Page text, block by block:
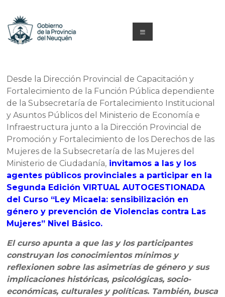
contenido
y
Formación
Neuquén
Menú
Desde la Dirección Provincial de Capacitación y
Fortalecimiento de la Función Pública dependiente
de la Subsecretaría de Fortalecimiento Institucional
y Asuntos Públicos del Ministerio de Economía e
Infraestructura junto a la Dirección Provincial de
Promoción y Fortalecimiento de los Derechos de las
Mujeres de la Subsecretaría de las Mujeres del
Ministerio de Ciudadanía, invitamos a las y los
agentes públicos provinciales a participar en la
Segunda Edición VIRTUAL AUTOGESTIONADA
del Curso “Ley Micaela: sensibilización en
género y prevención de Violencias contra Las
Mujeres” Nivel Básico.
El curso apunta a que las y los participantes
construyan los conocimientos mínimos y
reflexionen sobre las asimetrías de género y sus
implicaciones históricas, psicológicas, socio-
económicas, culturales y políticas. También, busca